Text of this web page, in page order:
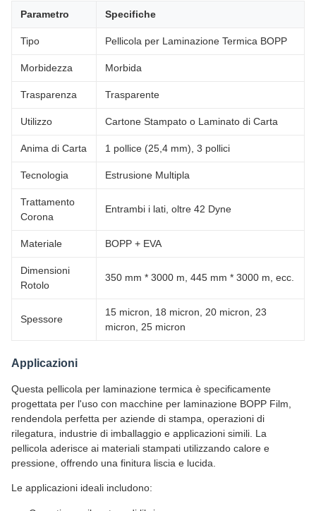
Parametro Specifiche
Tipo Pellicola per Laminazione Termica BOPP
Morbidezza Morbida
Trasparenza Trasparente
Utilizzo Cartone Stampato o Laminato di Carta
Anima di Carta 1 pollice (25,4 mm), 3 pollici
Tecnologia Estrusione Multipla
Trattamento
Corona
Entrambi i lati, oltre 42 Dyne
Materiale BOPP + EVA
Dimensioni
Rotolo
350 mm * 3000 m, 445 mm * 3000 m, ecc.
Spessore
15 micron, 18 micron, 20 micron, 23
micron, 25 micron
Applicazioni
Questa pellicola per laminazione termica è specificamente
progettata per l'uso con macchine per laminazione BOPP Film,
rendendola perfetta per aziende di stampa, operazioni di
rilegatura, industrie di imballaggio e applicazioni simili. La
pellicola aderisce ai materiali stampati utilizzando calore e
pressione, offrendo una finitura liscia e lucida.
Le applicazioni ideali includono: